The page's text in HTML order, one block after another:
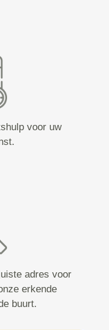
voor uw
adres voor
erkende
buurt.